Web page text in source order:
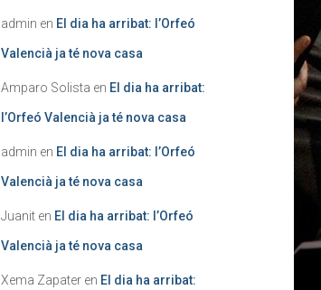
admin en El dia ha arribat: l’Orfeó
Valencià ja té nova casa
Amparo Solista en El dia ha arribat:
l’Orfeó Valencià ja té nova casa
admin en El dia ha arribat: l’Orfeó
Valencià ja té nova casa
Juaniten El dia ha arribat: l’Orfeó
Valencià ja té nova casa
Xema Zapateren El dia ha arribat: